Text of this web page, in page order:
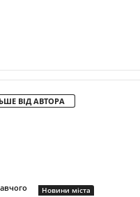
ВІД АВТОРА
Новини міста